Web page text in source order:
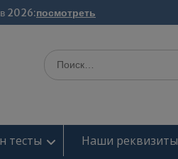
2026:посмотреть
Поиск
по:
тесты
Наши реквизиты